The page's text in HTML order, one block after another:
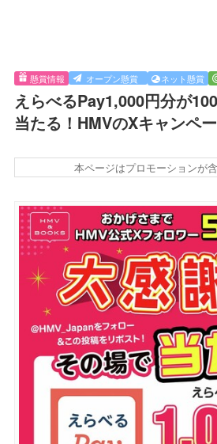
懸賞情報 オープン懸賞 ネット懸賞
えらべるPay1,000円分が
当たる！HMVのXキャンペ
本ページはプロモーションが